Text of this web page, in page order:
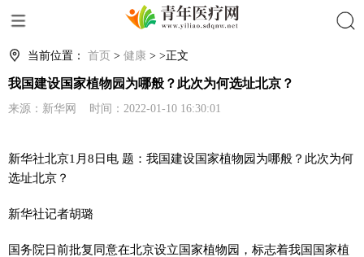
当前位置： 首页 > 健康 > >正文
我国建设国家植物园为哪般？此次为何选址北京？
来源：新华网 时间：2022-01-10 16:30:01
新华社北京1月8日电 题：我国建设国家植物园为哪般？此次为何
选址北京？
新华社记者胡璐
国务院日前批复同意在北京设立国家植物园，标志着我国国家植